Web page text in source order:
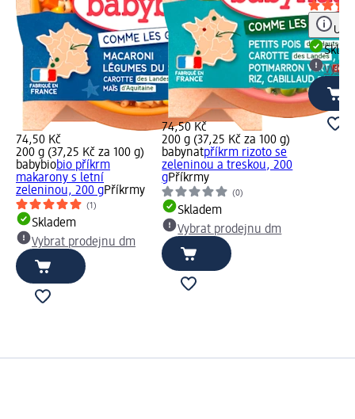
74,50 Kč
200 g (37,25 Kč za 100 g)
babybiobio příkrm
makarony s letní
zeleninou, 200 gPříkrmy
(1)
Skladem
Vybrat prodejnu dm
74,50 Kč
200 g (37,25 Kč za 100 g)
babynatpříkrm rizoto se
zeleninou a treskou, 200
gPříkrmy
(0)
Skladem
Vybrat prodejnu dm